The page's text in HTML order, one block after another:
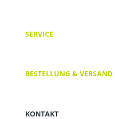
SERVICE
BESTELLUNG & VERSAND
KONTAKT